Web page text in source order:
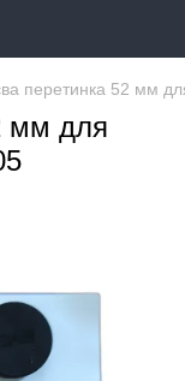
перетинка 52 мм
мм для